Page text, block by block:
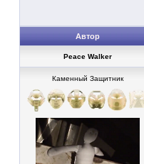
Автор
Peace Walker
Каменный Защитник